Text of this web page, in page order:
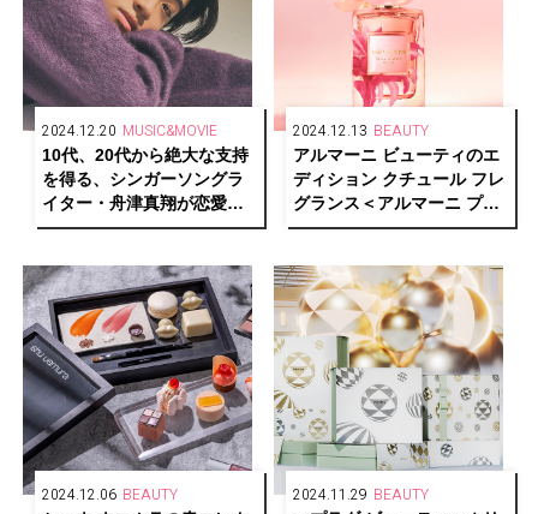
2024.12.20 MUSIC&MOVIE
10代、20代から絶大な支持
を得る、シンガーソングラ
イター・舟津真翔が恋愛ソ
ングを歌う理由
2024.12.13 BEAUTY
アルマーニ ビューティのエ
ディション クチュール フレ
グランス＜アルマーニ プリ
ヴェ オートクチュール アン
2024.12.06 BEAUTY 2024.11.29 BEAUTY